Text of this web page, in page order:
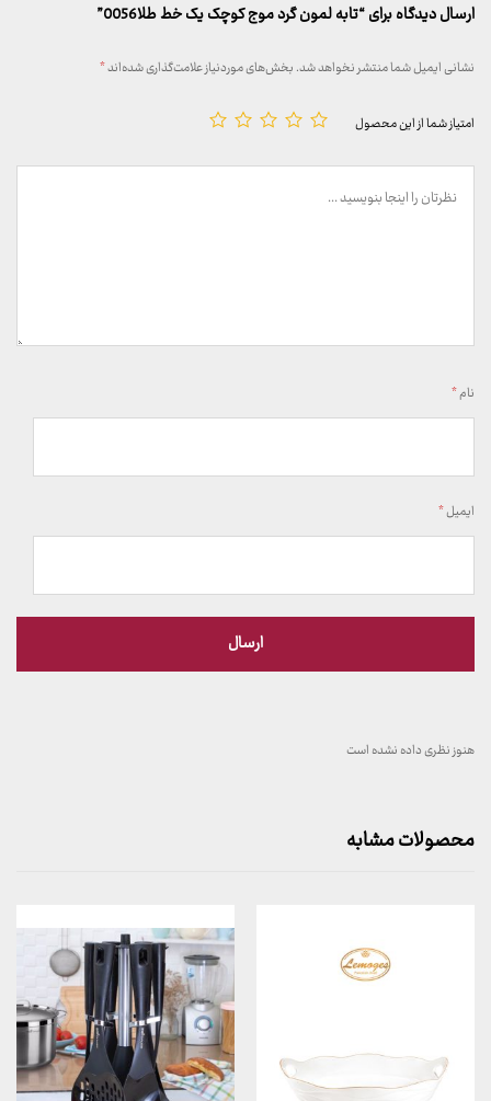
ارسال دیدگاه برای “تابه لمون گرد موج کوچک یک خط طلا0056”
نشانی ایمیل شما منتشر نخواهد شد.بخش‌های موردنیاز علامت‌گذاری شده‌اند*
امتیاز شما از این محصول
نام*
ایمیل*
هنوز نظری داده نشده است
محصولات مشابه